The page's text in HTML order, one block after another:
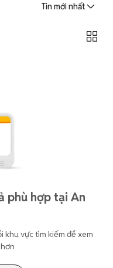
Tin mới nhất
phù hợp tại An
vực tìm kiếm để xem